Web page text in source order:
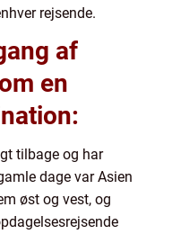
rejsende.
af
en
tilbage og har
dage var Asien
øst og vest, og